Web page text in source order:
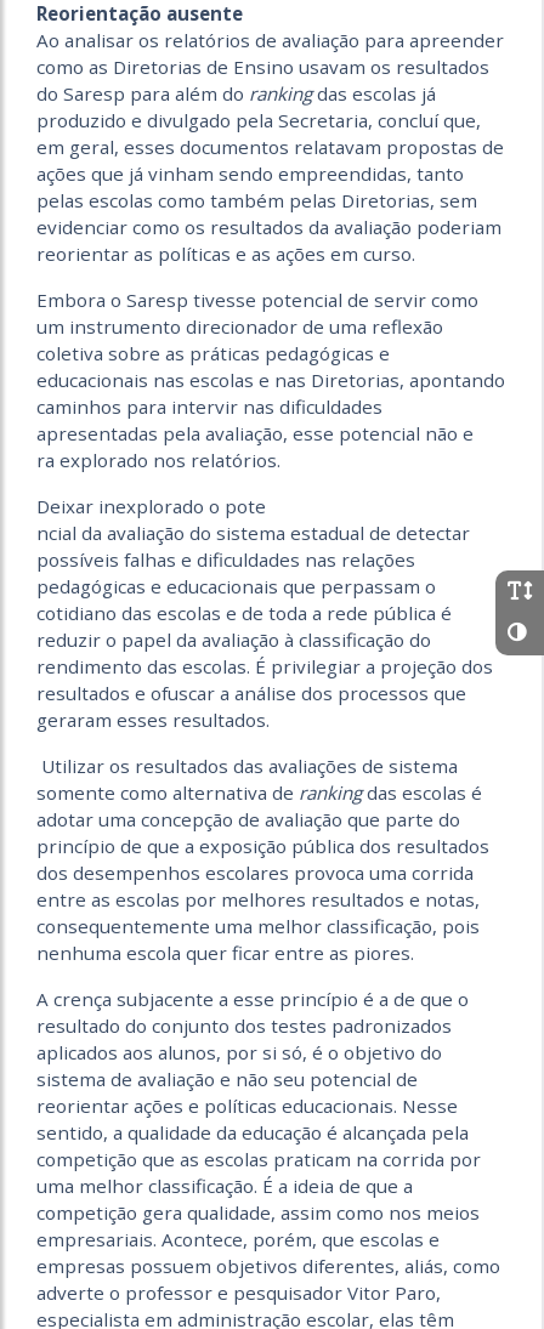
Reorientação ausente
Ao analisar os relatórios de avaliação para apreender
como as Diretorias de Ensino usavam os resultados
do Saresp para além do rankingdas escolas já
produzido e divulgado pela Secretaria, concluí que,
em geral, esses documentos relatavam propostas de
ações que já vinham sendo empreendidas, tanto
pelas escolas como também pelas Diretorias, sem
evidenciar como os resultados da avaliação poderiam
reorientar as políticas e as ações em curso.
Embora o Saresp tivesse potencial de servir como
um instrumento direcionador de uma reflexão
coletiva sobre as práticas pedagógicas e
educacionais nas escolas e nas Diretorias, apontando
caminhos para intervir nas dificuldades
apresentadas pela avaliação, esse potencial não e
ra explorado nos relatórios.
Deixar inexplorado o pote
ncial da avaliação do sistema estadual de detectar
possíveis falhas e dificuldades nas relações
pedagógicas e educacionais que perpassam o
cotidiano das escolas e de toda a rede pública é
reduzir o papel da avaliação à classificação do
rendimento das escolas. É privilegiar a projeção dos
resultados e ofuscar a análise dos processos que
geraram esses resultados.
Utilizar os resultados das avaliações de sistema
somente como alternativa de rankingdas escolas é
adotar uma concepção de avaliação que parte do
princípio de que a exposição pública dos resultados
dos desempenhos escolares provoca uma corrida
entre as escolas por melhores resultados e notas,
consequentemente uma melhor classificação, pois
nenhuma escola quer ficar entre as piores.
A crença subjacente a esse princípio é a de que o
resultado do conjunto dos testes padronizados
aplicados aos alunos, por si só, é o objetivo do
sistema de avaliação e não seu potencial de
reorientar ações e políticas educacionais. Nesse
sentido, a qualidade da educação é alcançada pela
competição que as escolas praticam na corrida por
uma melhor classificação. É a ideia de que a
competição gera qualidade, assim como nos meios
empresariais. Acontece, porém, que escolas e
empresas possuem objetivos diferentes, aliás, como
adverte o professor e pesquisador Vitor Paro,
especialista em administração escolar, elas têm